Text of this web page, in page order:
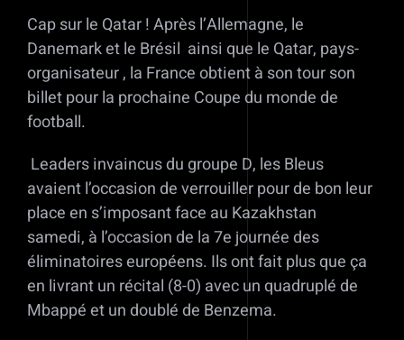
Cap sur le Qatar ! Après l’Allemagne, le
Danemark et le Brésil ainsi que le Qatar, pays-
organisateur , la France obtient à son tour son
billet pour la prochaine Coupe du monde de
football.
Leaders invaincus du groupe D, les Bleus
avaient l’occasion de verrouiller pour de bon leur
place en s’imposant face au Kazakhstan
samedi, à l’occasion de la 7e journée des
éliminatoires européens. Ils ont fait plus que ça
en livrant un récital (8-0) avec un quadruplé de
Mbappé et un doublé de Benzema.